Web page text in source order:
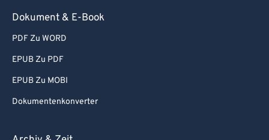
Dokument & E-Book
PDF Zu WORD
EPUB Zu PDF
EPUB Zu MOBI
Dokumentenkonverter